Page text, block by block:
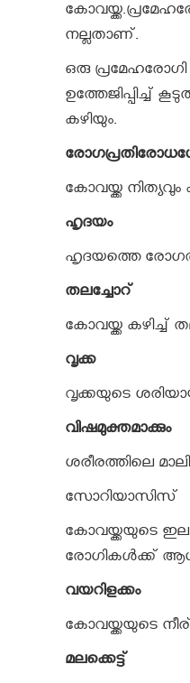
നല്ലതാണ്.
ഒരു പ്രമേഹരോഗി
ഉത്തേജിപ്പിച്ച്
കഴിയും.
കോവയ്ക്ക നിത്യവും
ഹൃദയം
ഹൃദയത്തെ
തലച്ചോറ്
കോവയ്ക്ക കഴിച്ച്
വൃക്ക
വൃക്കയുടെ
വിഷമുക്തമാക്കും
ശരീരത്തിലെ
സോറിയാസിസ്
കോവയ്ക്കയുടെ
രോഗികള്‍ക്ക്
വയറിളക്കം
കോവയ്ക്കയുടെ
മലക്കെട്ട്